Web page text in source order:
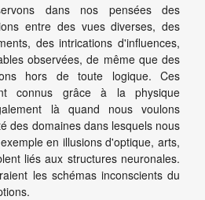
dans nos pensées des
entre des vues diverses, des
des intrications d'influences,
observées, de même que des
hors de toute logique. Ces
connus grâce à la physique
là quand nous voulons
des domaines dans lesquels nous
en illusions d'optique, arts,
liés aux structures neuronales.
les schémas inconscients du